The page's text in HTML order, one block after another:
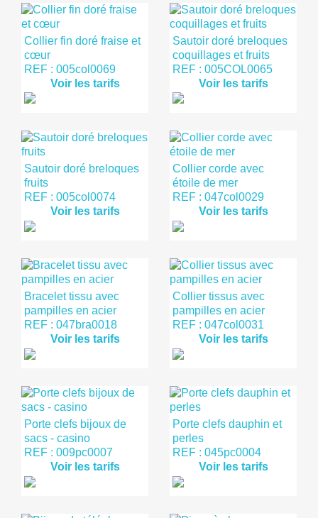
Collier fin doré fraise et
cœur
REF : 005col0069
Voir les tarifs
Sautoir doré breloques
coquillages et fruits
REF : 005COL0065
Voir les tarifs
Sautoir doré breloques
fruits
REF : 005col0074
Voir les tarifs
Collier corde avec
étoile de mer
REF : 047col0029
Voir les tarifs
Bracelet tissu avec
pampilles en acier
REF : 047bra0018
Voir les tarifs
Collier tissus avec
pampilles en acier
REF : 047col0031
Voir les tarifs
Porte clefs bijoux de
sacs - casino
REF : 009pc0007
Voir les tarifs
Porte clefs dauphin et
perles
REF : 045pc0004
Voir les tarifs